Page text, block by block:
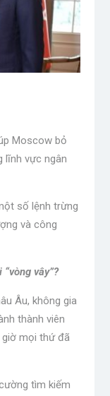
số lệnh trừng
và công
vây”?
Âu, không gia
thành viên
giờ mọi thứ đã
tìm kiếm